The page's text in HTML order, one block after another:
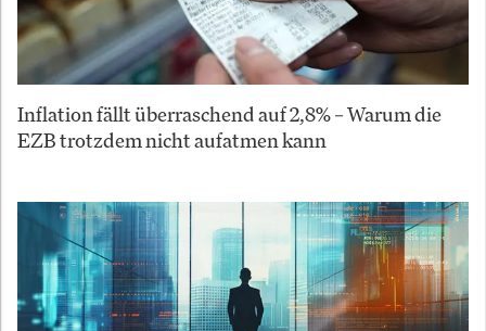
Inflation fällt überraschend auf 2,8% – Warum die
EZB trotzdem nicht aufatmen kann